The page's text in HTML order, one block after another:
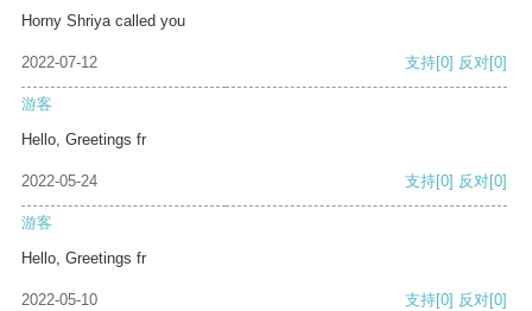
Horny Shriya called you
2022-07-12 支持[0] 反对[0]
游客
Hello, Greetings fr
2022-05-24 支持[0] 反对[0]
游客
Hello, Greetings fr
2022-05-10 支持[0] 反对[0]